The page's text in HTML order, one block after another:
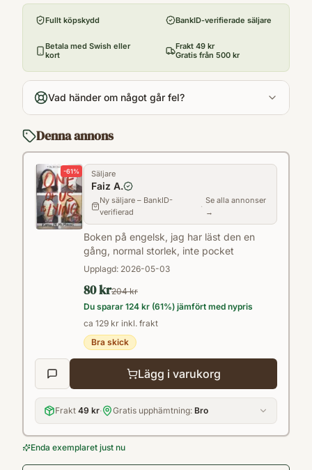
en
Format
Paperback
Fullt köpskydd BankID-verifierade säljare
Betala med Swish eller
kort
Frakt 49 kr
Gratis från 500 kr
Vad händer om något går fel?
Denna annons
-61% Säljare
Faiz A.
Ny säljare – BankID-
verifierad
·
Se alla annonser
→
Boken på engelsk, jag har läst den en
gång, normal storlek, inte pocket
Upplagd: 2026-05-03
80 kr204 kr
Du sparar 124 kr (61%) jämfört med nypris
ca 129 kr inkl. frakt
Bra skick
Lägg i varukorg
Frakt 49 kr· Gratis upphämtning: Bro
Enda exemplaret just nu